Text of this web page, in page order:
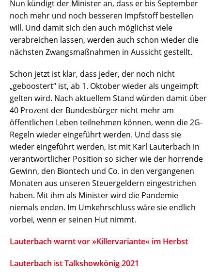
Nun kündigt der Minister an, dass er bis September
noch mehr und noch besseren Impfstoff bestellen
will. Und damit sich den auch möglichst viele
verabreichen lassen, werden auch schon wieder die
nächsten Zwangsmaßnahmen in Aussicht gestellt.
Schon jetzt ist klar, dass jeder, der noch nicht
„geboostert“ ist, ab 1. Oktober wieder als ungeimpft
gelten wird. Nach aktuellem Stand würden damit über
40 Prozent der Bundesbürger nicht mehr am
öffentlichen Leben teilnehmen können, wenn die 2G-
Regeln wieder eingeführt werden. Und dass sie
wieder eingeführt werden, ist mit Karl Lauterbach in
verantwortlicher Position so sicher wie der horrende
Gewinn, den Biontech und Co. in den vergangenen
Monaten aus unseren Steuergeldern eingestrichen
haben. Mit ihm als Minister wird die Pandemie
niemals enden. Im Umkehrschluss wäre sie endlich
vorbei, wenn er seinen Hut nimmt.
Lauterbach warnt vor »Killervariante« im Herbst
Lauterbach ist Talkshowkönig 2021